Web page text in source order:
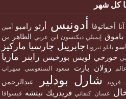
كل شهر
آنا أخماتوفا أدونيس أرثو رامبو
أمين
باموق إيميلي ديكنسون ابن عربي
الطاهر بن
بابلو نيرودا جابرييل جارسيا ماركيز
خورخي لويس بورخيس راينر ماريا
رولان بارت سعود السنعوسي
سهراب
فرويد شارل بودلير
عبدالرحمن
غسان كنفاني فريدريك نيتشه فيسوافا